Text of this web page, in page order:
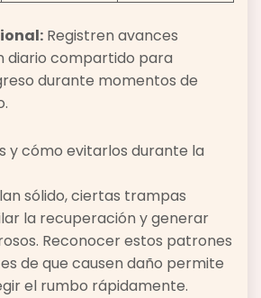
Registren avances
diario compartido para
durante momentos de
y cómo evitarlos durante la
sólido, ciertas trampas
la recuperación y generar
Reconocer estos patrones
de que causen daño permite
el rumbo rápidamente.